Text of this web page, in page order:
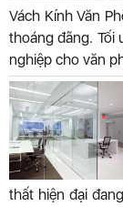
Vách Kính Văn
thoáng đãng. Tối
nghiệp cho văn
thất hiện đại